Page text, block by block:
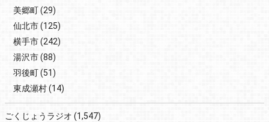
美郷町(29)
仙北市(125)
横手市(242)
湯沢市(88)
羽後町(51)
東成瀬村(14)
ごくじょうラジオ (1,547)